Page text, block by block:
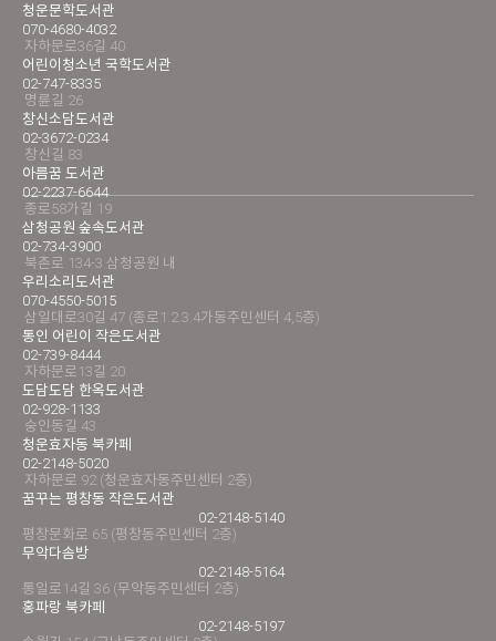
청운문학도서관
070-4680-4032
자하문로36길 40
어린이청소년 국학도서관
02-747-8335
명륜길 26
창신소담도서관
02-3672-0234
창신길 83
아름꿈 도서관
02-2237-6644
종로58가길 19
삼청공원 숲속도서관
02-734-3900
북촌로 134-3 삼청공원 내
우리소리도서관
070-4550-5015
삼일대로30길 47 (종로1.2.3.4가동주민센터 4,5층)
통인 어린이 작은도서관
02-739-8444
자하문로13길 20
도담도담 한옥도서관
02-928-1133
숭인동길 43
청운효자동 북카페
02-2148-5020
자하문로 92 (청운효자동주민센터 2층)
꿈꾸는 평창동 작은도서관
02-2148-5140
평창문화로 65 (평창동주민센터 2층)
무악다솜방
02-2148-5164
통일로14길 36 (무악동주민센터 2층)
홍파랑 북카페
02-2148-5197